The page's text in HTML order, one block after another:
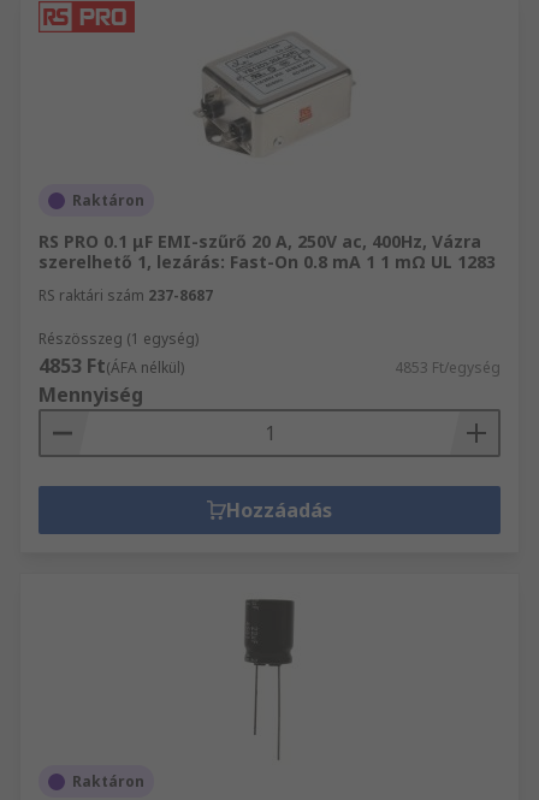
Raktáron
RS PRO 0.1 μF EMI-szűrő 20 A, 250V ac, 400Hz, Vázra
szerelhető 1, lezárás: Fast-On 0.8 mA 1 1 mΩ UL 1283
RS raktári szám 237-8687
Részösszeg (1 egység)
4853 Ft(ÁFA nélkül) 4853 Ft/egység
Mennyiség
Hozzáadás
Raktáron